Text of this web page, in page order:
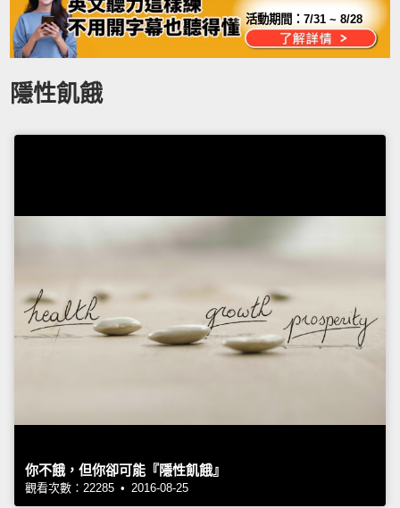
活動期間：7/31 ~ 8/28
隱性飢餓
你不餓，但你卻可能『隱性飢餓』
觀看次數：22285 • 2016-08-25